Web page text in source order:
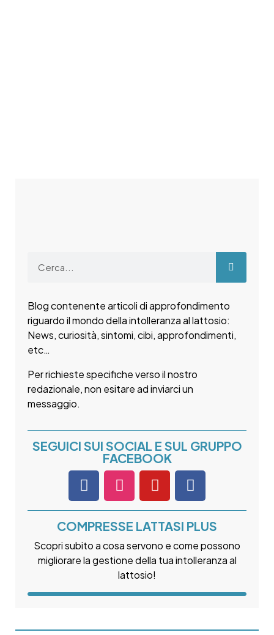
Blog contenente articoli di approfondimento
riguardo il mondo della intolleranza al lattosio:
News, curiosità, sintomi, cibi, approfondimenti,
etc…
Per richieste specifiche verso il nostro
redazionale, non esitare ad inviarci un
messaggio.
SEGUICI SUI SOCIAL E SUL GRUPPO
FACEBOOK
COMPRESSE LATTASI PLUS
Scopri subito a cosa servono e come possono
migliorare la gestione della tua intolleranza al
lattosio!